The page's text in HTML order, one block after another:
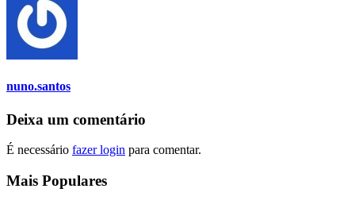
nuno.santos
Deixa um comentário
É necessário fazer login para comentar.
Mais Populares